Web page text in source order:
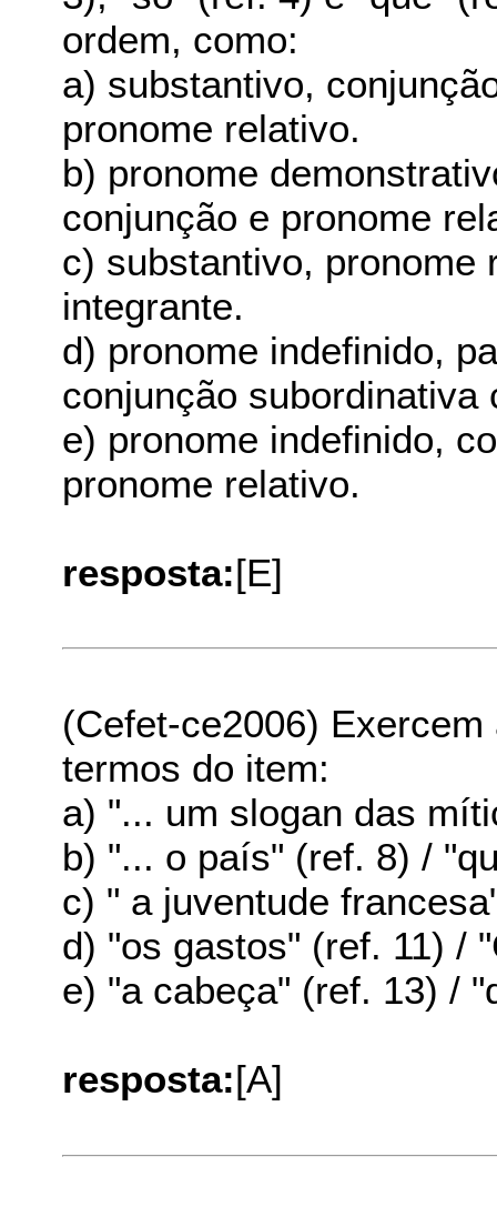
ordem, como:
a) substantivo,
pronome relativo.
b) pronome
conjunção e pronome
c) substantivo, pronome
integrante.
d) pronome indefinido,
conjunção subordinativa
e) pronome indefinido,
pronome relativo.
resposta:[E]
(Cefet-ce2006)
termos do item:
a) "... um slogan das
b) "... o país" (ref. 8) /
c) " a juventude
d) "os gastos" (ref. 11) /
e) "a cabeça" (ref. 13) /
resposta:[A]